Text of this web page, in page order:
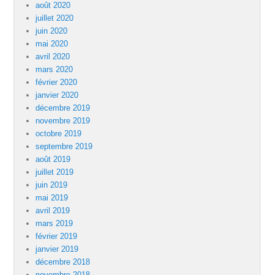
août 2020
juillet 2020
juin 2020
mai 2020
avril 2020
mars 2020
février 2020
janvier 2020
décembre 2019
novembre 2019
octobre 2019
septembre 2019
août 2019
juillet 2019
juin 2019
mai 2019
avril 2019
mars 2019
février 2019
janvier 2019
décembre 2018